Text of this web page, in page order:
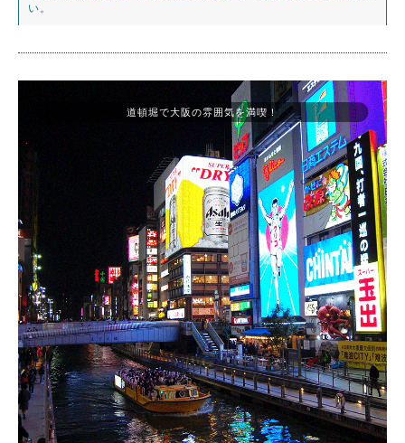
い。
道頓堀で大阪の雰囲気を満喫！